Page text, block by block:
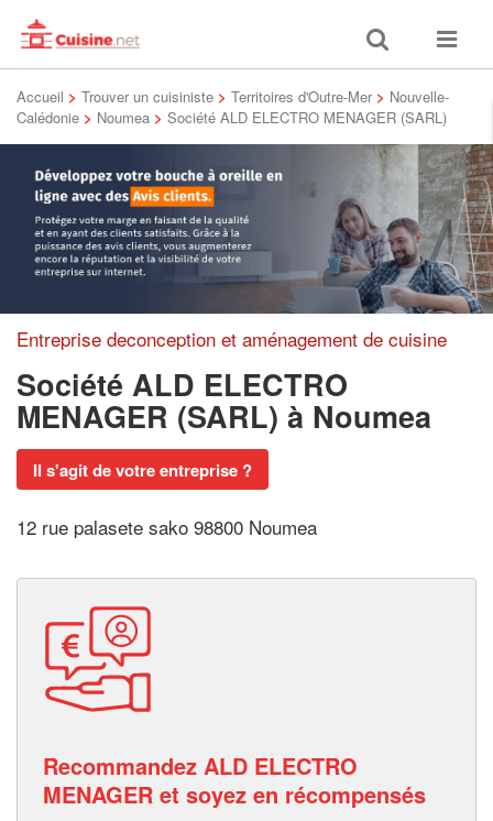
Toggle
search
Toggle
Accueil > Trouver un cuisiniste > Territoires d'Outre-Mer > Nouvelle-
Calédonie > Noumea > Société ALD ELECTRO MENAGER (SARL)
Entreprise deconception et aménagement de cuisine
Société ALD ELECTRO
MENAGER (SARL) à Noumea
Il s'agit de votre entreprise ?
12 rue palasete sako 98800 Noumea
Recommandez ALD ELECTRO
MENAGER et soyez en récompensés